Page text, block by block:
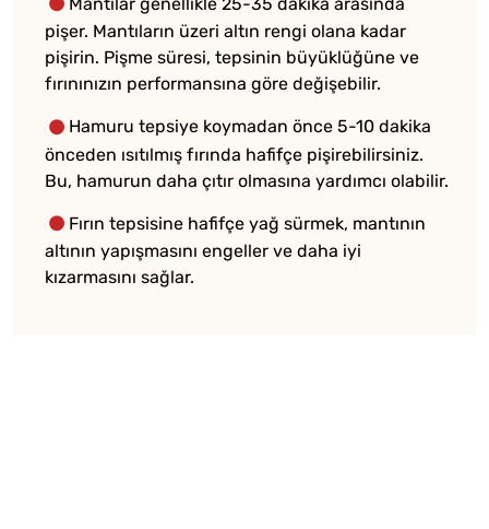
pişer. Mantıların üzeri altın rengi olana kadar
pişirin. Pişme süresi, tepsinin büyüklüğüne ve
fırınınızın performansına göre değişebilir.
Hamuru tepsiye koymadan önce 5-10 dakika
önceden ısıtılmış fırında hafifçe pişirebilirsiniz.
Bu, hamurun daha çıtır olmasına yardımcı olabilir.
Fırın tepsisine hafifçe yağ sürmek, mantının
altının yapışmasını engeller ve daha iyi
kızarmasını sağlar.